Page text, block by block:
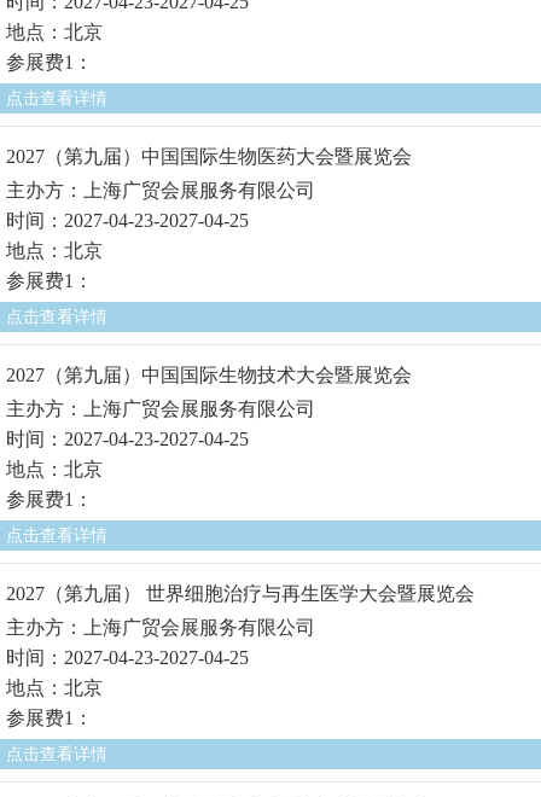
地点：北京
参展费1：
点击查看详情
2027（第九届）中国国际生物医药大会暨展览会
主办方：上海广贸会展服务有限公司
时间：2027-04-23-2027-04-25
地点：北京
参展费1：
点击查看详情
2027（第九届）中国国际生物技术大会暨展览会
主办方：上海广贸会展服务有限公司
时间：2027-04-23-2027-04-25
地点：北京
参展费1：
点击查看详情
2027（第九届） 世界细胞治疗与再生医学大会暨展览会
主办方：上海广贸会展服务有限公司
时间：2027-04-23-2027-04-25
地点：北京
参展费1：
点击查看详情